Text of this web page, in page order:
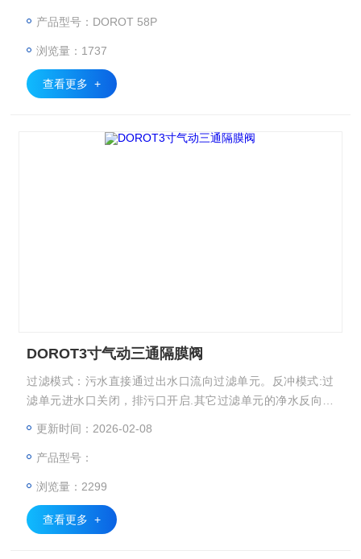
产品型号：DOROT 58P
浏览量：1737
查看更多 +
DOROT3寸气动三通隔膜阀
过滤模式：污水直接通过出水口流向过滤单元。反冲模式:过
滤单元进水口关闭，排污口开启.其它过滤单元的净水反向，
更新时间：2026-02-08
产品型号：
浏览量：2299
查看更多 +